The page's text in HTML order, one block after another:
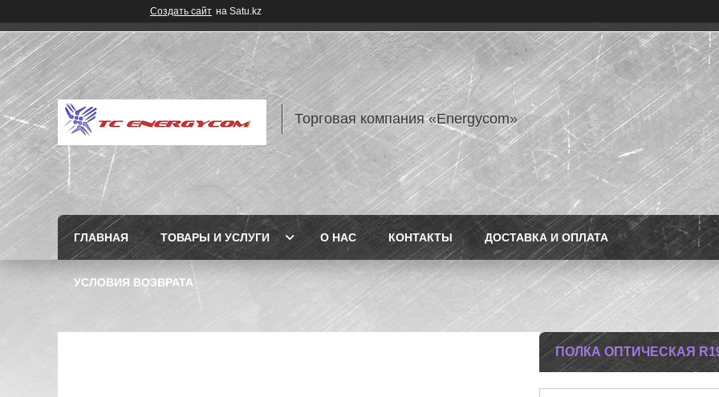
Создать сайт на Satu.kz
Торговая компания «Energycom»
ГЛАВНАЯ ТОВАРЫ И УСЛУГИ О НАС КОНТАКТЫ ДОСТАВКА И ОПЛАТА
УСЛОВИЯ ВОЗВРАТА
ПОЛКА ОПТИЧЕСКАЯ